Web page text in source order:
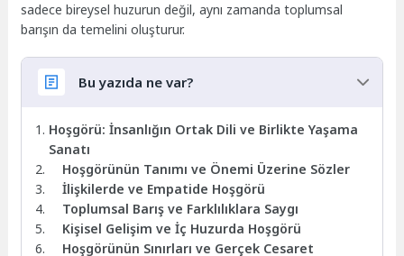
sadece bireysel huzurun değil, aynı zamanda toplumsal
barışın da temelini oluşturur.
Bu yazıda ne var?
Hoşgörü: İnsanlığın Ortak Dili ve Birlikte Yaşama
Sanatı
Hoşgörünün Tanımı ve Önemi Üzerine Sözler
İlişkilerde ve Empatide Hoşgörü
Toplumsal Barış ve Farklılıklara Saygı
Kişisel Gelişim ve İç Huzurda Hoşgörü
Hoşgörünün Sınırları ve Gerçek Cesaret